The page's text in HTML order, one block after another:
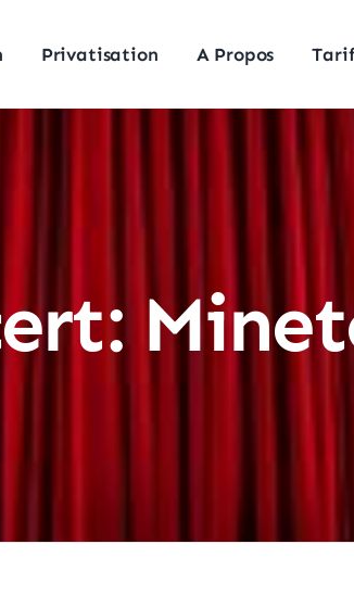
Privatisation A Propos